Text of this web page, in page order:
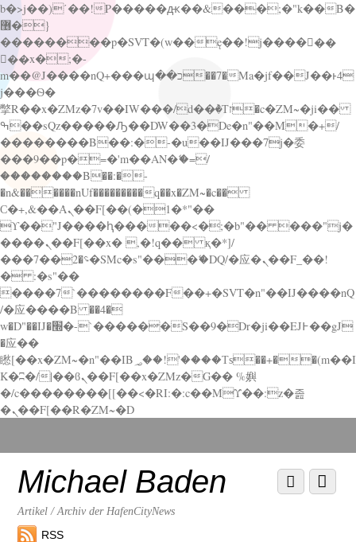
b�>j��)΄��!P�����ԫ��&���;�"k��B�
޶�}
��������p�SVT�(w��ę��!j������
��x�;�-
m��@J����nQ+���պ��כ��7�Ma�jf��J��ͱ4
j���Ѳ�
撆R��x�ZMz�7v��IW���/d��ٞ�Тז�c�ZM~�ji��
ߒ��sQz�����Ԡ��DW��3�De�n"��M�+/
��������B��:�-�u��IJ���7j�委
���9��p�=�'m��AN�ޭ�=/
��������B��:�-
�n&������nUf���������q��x�ZM~�c��
Ϲ�+,&��Ὰܢ��F[��(�1�*"��
ϒ��"J����ԧ�����<�;�b"�� ���"j�
����ܢ��F[��x� ,�!q�� қ�*]/
���؝�2��7�SMc�s"���ޭ�DQ/�应�ܢ��F_��!
� :�s"��
����7`��������F��+�SVT�n"��IJ����nQ
/�应����B ��4�
w�D"��IJ�׭�-`������S��9�Dr�ji��EJ߅��gJ
�应��
矁[��x�ZM~�n"��IB؃��!'����Тѕ��+��(m��I
K�ʭ�/|��ϐܢ��F[��x�ZMz�G�� %嬩
�/c��������[[��<�RI:�:c��MΎ��:z�졾
�ܢ��F[��R�ZM~�D
down
contentMichael Baden
Artikel / Archiv der HafenCityNews
RSS
Menu
Scroll
down